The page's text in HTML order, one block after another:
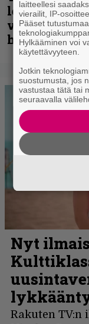
videolla –
helvetin
laitteellesi
vierailit, IP-
Pääset
Hylkääminen voi
käytettävyyteen.
Jotkin
suostumusta, jos
vastustaa tätä tai
seuraavalla